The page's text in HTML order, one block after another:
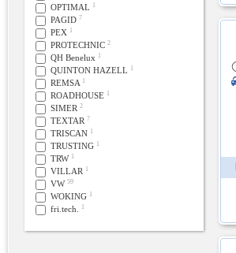
OPTIMAL 1
PAGID 7
PEX 1
PROTECHNIC 2
QH Benelux 1
QUINTON HAZELL 1
REMSA 1
ROADHOUSE 1
SIMER 2
TEXTAR 7
TRISCAN 1
TRUSTING 1
TRW 1
VILLAR 1
VW 59
WOKING 1
fri.tech. 1